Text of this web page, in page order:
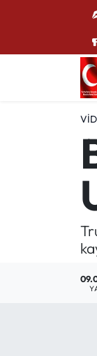
Bölgemiz
Kültür/
Politik
Trabzon
Trabzon
Trabzon
Süper Lig
Tüm
Son